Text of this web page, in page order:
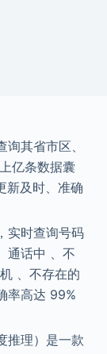
其省市区、
亿条数据囊
新及时、准确
实时查询号码
通话中 、不
、不存在的
率高达 99%
推理）是一款